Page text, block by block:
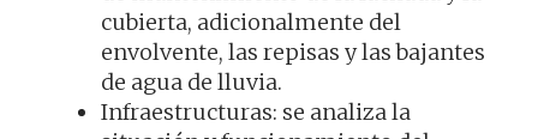
cubierta, adicionalmente del
envolvente, las repisas y las bajantes
de agua de lluvia.
Infraestructuras: se analiza la